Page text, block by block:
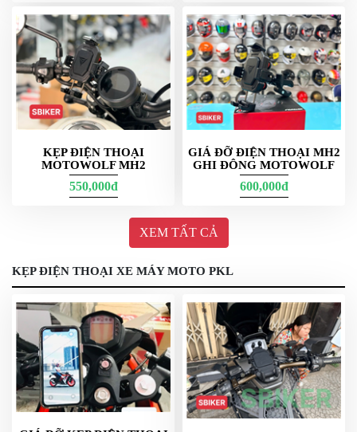
lái nhiều phụ kiện. Vì vậy, cần hệ kẹp linh hoạt, chịu lực
tốt, dễ điều chỉnh góc nhìn.
Vị trí lắp phổ biến trên PKL
Cổ phuộc (fork stem mount)
Hợp sportbike/PKL clip-on khi ghi đông không còn chỗ.
Dùng chốt nở trong lỗ cổ phuộc; cần đo chuẩn đường
kính để chọn đúng kích thước.
KẸP ĐIỆN THOẠI
MOTOWOLF MH2
550,000đ
GIÁ ĐỠ ĐIỆN THOẠI MH2
GHI ĐÔNG MOTOWOLF
600,000đ
XEM TẤT CẢ
KẸP ĐIỆN THOẠI XE MÁY MOTO PKL